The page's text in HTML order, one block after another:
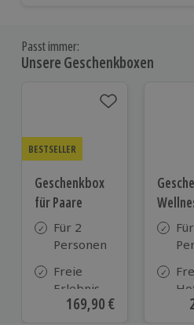
Passt immer:
Unsere Geschenkboxen
BESTSELLER
Geschenkbox
für Paare
Für 2
Personen
Freie
Erlebnis-
Auswahl
Aktueller Preis
169,90 €